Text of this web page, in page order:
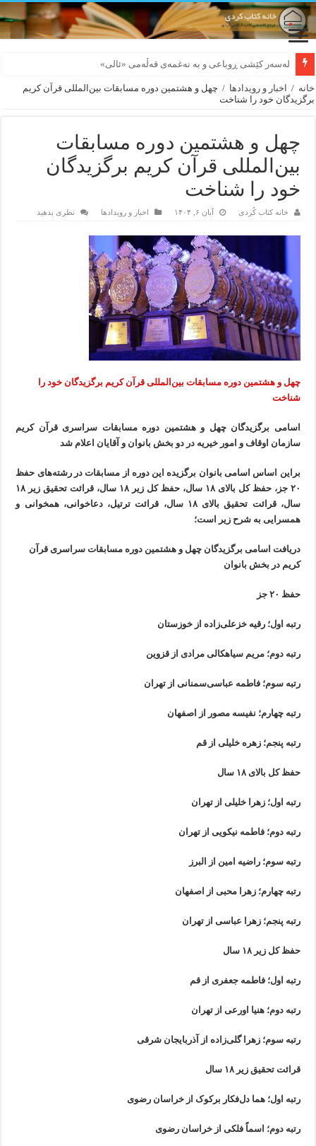
بورجە بێ دەلاقەکان نازانن دەرەوە چەند شەممەیە!
خانه / اخبار و رویدادها / چهل‌ و هشتمین دوره مسابقات بین‌المللی قرآن کریم
برگزیدگان خود را شناخت
چهل‌ و هشتمین دوره مسابقات
بین‌المللی قرآن کریم برگزیدگان
خود را شناخت
خانه کتاب کُردی آبان ۶, ۱۴۰۴ اخبار و رویدادها نظری بدهید
چهل‌ و هشتمین دوره مسابقات بین‌المللی قرآن کریم برگزیدگان خود را
شناخت
اسامی برگزیدگان چهل و هشتمین دوره مسابقات سراسری قرآن کریم
سازمان اوقاف و امور خیریه در دو بخش بانوان و آقایان اعلام شد
براین اساس اسامی بانوان برگزیده این دوره از مسابقات در رشته‌های حفظ
۲۰ جز، حفظ کل بالای ۱۸ سال، حفظ کل زیر ۱۸ سال، قرائت تحقیق زیر ۱۸
سال، قرائت تحقیق بالای ۱۸ سال، قرائت ترتیل، دعاخوانی، همخوانی و
همسرایی به شرح زیر است؛
دریافت اسامی برگزیدگان چهل و هشتمین دوره مسابقات سراسری قرآن
کریم در بخش بانوان
حفظ ۲۰ جز
رتبه اول؛ رقیه خزعلی‌زاده از خوزستان
رتبه دوم؛ مریم سیاهکالی مرادی از قزوین
رتبه سوم؛ فاطمه عباسی‌سمنانی از تهران
رتبه چهارم؛ نفیسه مصور از اصفهان
رتبه پنجم؛ زهره خلیلی از قم
حفظ کل بالای ۱۸ سال
رتبه اول؛ زهرا خلیلی از تهران
رتبه دوم؛ فاطمه نیکویی از تهران
رتبه سوم؛ راضیه امین از البرز
رتبه چهارم؛ زهرا محبی از اصفهان
رتبه پنجم؛ زهرا عباسی از تهران
حفظ کل زیر ۱۸ سال
رتبه اول؛ فاطمه جعفری از قم
رتبه دوم؛ هنیا اورعی از تهران
رتبه سوم؛ زهرا گلی‌زاده از آذربایجان شرقی
قرائت تحقیق زیر ۱۸ سال
رتبه اول؛ هما دل‌فکار برکوک از خراسان رضوی
رتبه دوم؛ اسماً فلکی از خراسان رضوی